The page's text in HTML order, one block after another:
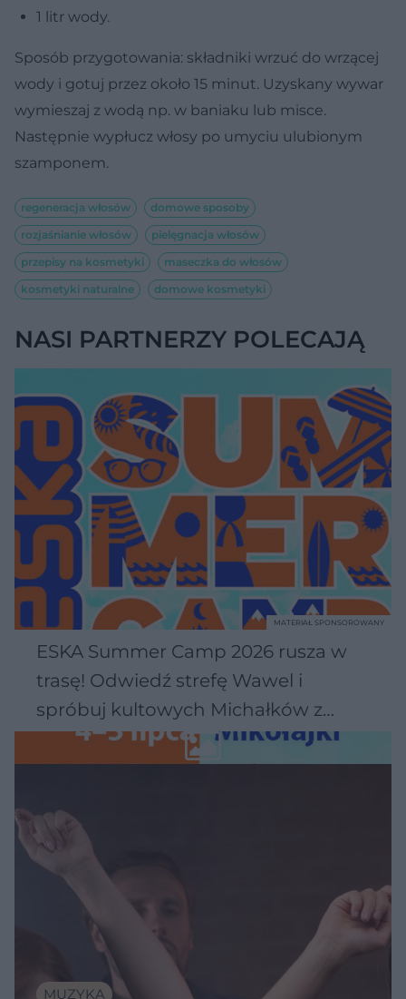
1 litr wody.
Sposób przygotowania: składniki wrzuć do wrzącej
wody i gotuj przez około 15 minut. Uzyskany wywar
wymieszaj z wodą np. w baniaku lub misce.
Następnie wypłucz włosy po umyciu ulubionym
szamponem.
regeneracja włosów
domowe sposoby
rozjaśnianie włosów
pielęgnacja włosów
przepisy na kosmetyki
maseczka do włosów
kosmetyki naturalne
domowe kosmetyki
NASI PARTNERZY POLECAJĄ
ESKA Summer Camp 2026 rusza w
trasę! Odwiedź strefę Wawel i
spróbuj kultowych Michałków z
Wawelu
MATERIAŁ SPONSOROWANY
MUZYKA